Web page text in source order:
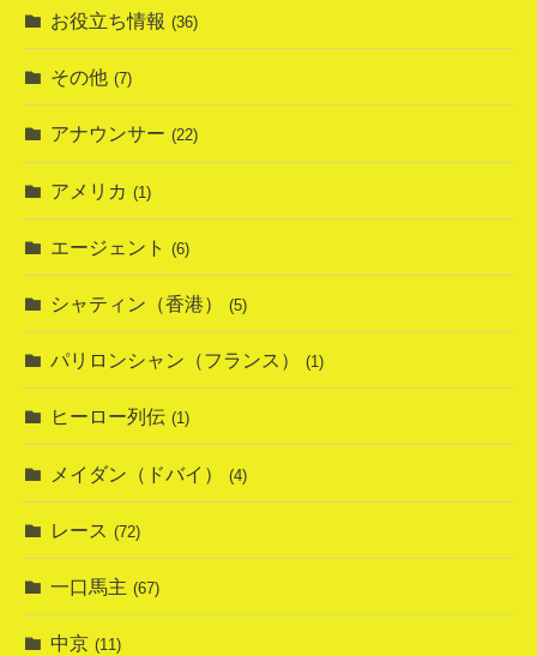
お役立ち情報 (36)
その他 (7)
アナウンサー (22)
アメリカ (1)
エージェント (6)
シャティン（香港） (5)
パリロンシャン（フランス） (1)
ヒーロー列伝 (1)
メイダン（ドバイ） (4)
レース (72)
一口馬主 (67)
中京 (11)